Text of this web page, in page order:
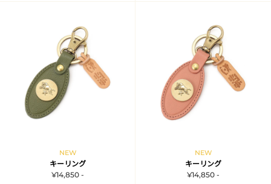
NEW
キーリング
¥14,850 -
NEW
キーリング
¥14,850 -